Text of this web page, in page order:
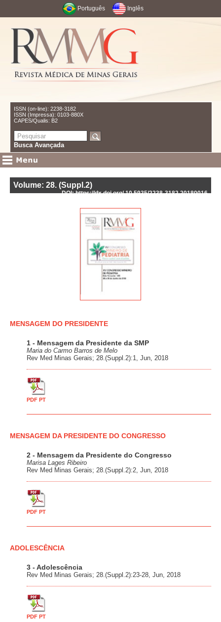
Português Inglês
ISSN (on-line): 2238-3182
ISSN (Impressa): 0103-880X
CAPES/Qualis: B2
Busca Avançada
Volume: 28. (Suppl.2)
DOI: https://dx.doi.org/ 10.5935/2238-3182.20180016
MENSAGEM DO PRESIDENTE
1 - Mensagem da Presidente da SMP
Maria do Carmo Barros de Melo
Rev Med Minas Gerais; 28.(Suppl.2):1, Jun, 2018
PDF PT
MENSAGEM DA PRESIDENTE DO CONGRESSO
2 - Mensagem da Presidente do Congresso
Marisa Lages Ribeiro
Rev Med Minas Gerais; 28.(Suppl.2):2, Jun, 2018
PDF PT
ADOLESCÊNCIA
3 - Adolescência
Rev Med Minas Gerais; 28.(Suppl.2):23-28, Jun, 2018
PDF PT